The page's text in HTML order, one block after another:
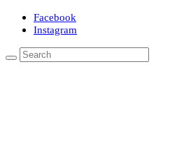
Facebook
Instagram